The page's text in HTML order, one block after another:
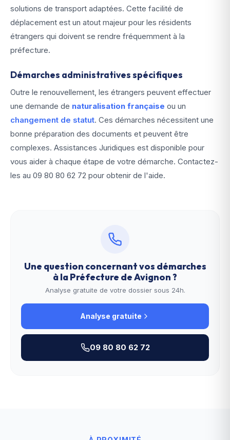
solutions de transport adaptées. Cette facilité de
déplacement est un atout majeur pour les résidents
étrangers qui doivent se rendre fréquemment à la
préfecture.
Démarches administratives spécifiques
Outre le renouvellement, les étrangers peuvent effectuer
une demande de naturalisation française ou un
changement de statut. Ces démarches nécessitent une
bonne préparation des documents et peuvent être
complexes. Assistances Juridiques est disponible pour
vous aider à chaque étape de votre démarche. Contactez-
les au 09 80 80 62 72 pour obtenir de l'aide.
Une question concernant vos démarches
à laPréfecture de Avignon?
Analyse gratuite de votre dossier sous 24h.
Analyse gratuite
09 80 80 62 72